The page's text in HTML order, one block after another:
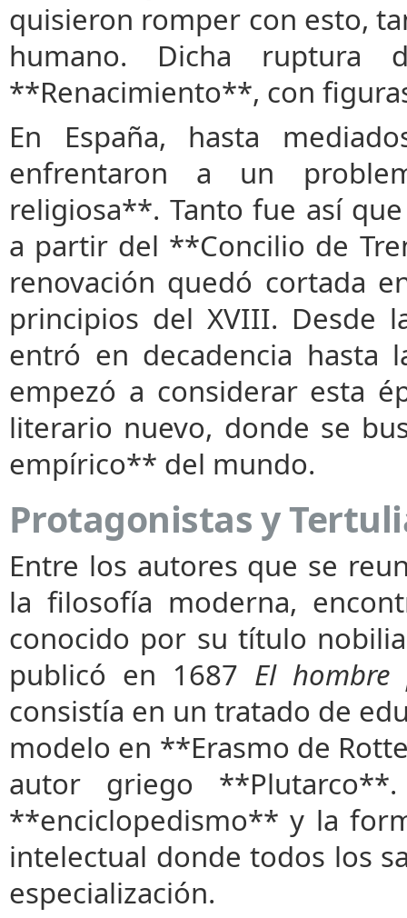
quisieron romper con esto,
humano. Dicha
**Renacimiento**, con
En España, hasta
enfrentaron a un
religiosa**. Tanto fue así
a partir del **Concilio de
renovación quedó cortada
principios del XVIII. Desde
entró en decadencia
empezó a considerar esta
literario nuevo, donde se
empírico** del mundo.
Protagonistas y
Entre los autores que se
la filosofía moderna,
conocido por su título
publicó en 1687 El hombre
consistía en un tratado de
modelo en **Erasmo de
autor griego
**enciclopedismo** y la
intelectual donde todos los
especialización.